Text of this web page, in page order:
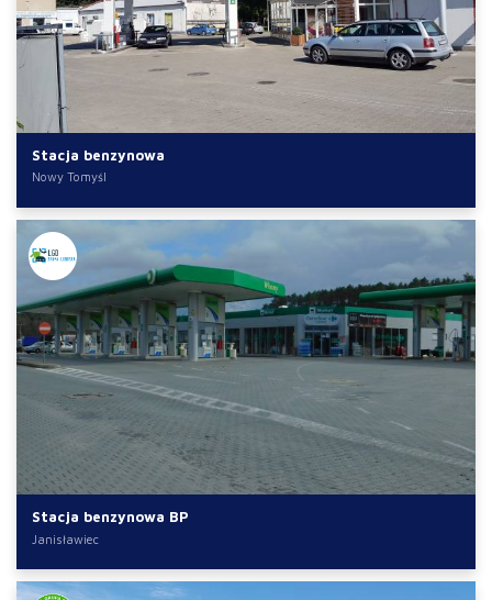
Stacja benzynowa
Nowy Tomyśl
Stacja benzynowa BP
Janisławiec